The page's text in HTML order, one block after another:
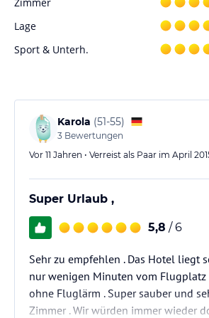
Lage
Sport & Unterh.
Karola (51-55)
3 Bewertungen
Vor 11 Jahren • Verreist als Paar im April
Super Urlaub ,
5,8 / 6
Sehr zu empfehlen . Das Hotel liegt
nur wenigen Minuten vom Flugplatz
ohne Fluglärm . Super sauber und
Zimmer . Wir würden immer wieder